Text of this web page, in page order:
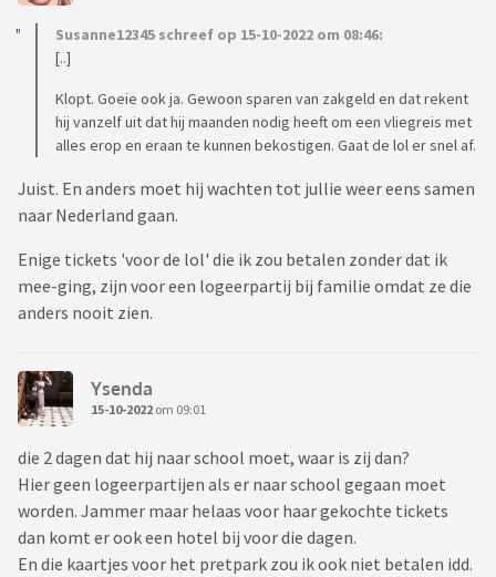
We praten er thuis veel over (hoe hij er tegen aan kijkt) en
laten het een beetje gaan. Kijken toe maar voelen en vinden
er veel van. Vooral ook omdat wij de relatie een soort van
moeten bekostigen met mogelijk na twee jaar een einde van
Daarbij is hij te jong om op langere termijn (en wat slechter)
te denken maar het zal je gebeuren als ouders/zoon dat zij
straks met 20 of 21 jaar ‘per ongeluk’ zwanger raakt.
Hij staat nog helemaal aan het begin van alles, moet nu
heeft etc etc. Daarbij dus die tickets en alles wat wij moeten
betalen (zij komt ook hier heen maar hij gaat ook naar haar)
weten of dit nu oké is, normaal is, of je dit moet laten want
ze zijn verliefd, of het zin heeft om er iets van te
vinden/willen omdat verliefdheid ip niet te stoppen is etc.
Wie denkt met ons mee???
Susanne12345 schreef op 15-10-2022 om 08:46:
[..]
Klopt. Goeie ook ja. Gewoon sparen van zakgeld en dat rekent
hij vanzelf uit dat hij maanden nodig heeft om een vliegreis met
alles erop en eraan te kunnen bekostigen. Gaat de lol er snel af.
Juist. En anders moet hij wachten tot jullie weer eens samen
naar Nederland gaan.
Enige tickets 'voor de lol' die ik zou betalen zonder dat ik
mee-ging, zijn voor een logeerpartij bij familie omdat ze die
anders nooit zien.
Ysenda
15-10-2022 om 09:01
die 2 dagen dat hij naar school moet, waar is zij dan?
Hier geen logeerpartijen als er naar school gegaan moet
worden. Jammer maar helaas voor haar gekochte tickets
dan komt er ook een hotel bij voor die dagen.
En die kaartjes voor het pretpark zou ik ook niet betalen idd.